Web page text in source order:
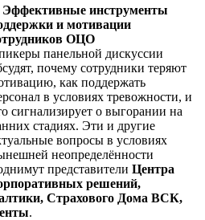
Эффективные инструменты
и мотивации
ОЦО
панельной дискуссии
почему сотрудники теряют
как поддержать
в условиях тревожности, и
сигнализирует о выгорании на
стадиях. Эти и другие
вопросы в условиях
неопределённости
представители Центра
решений,
Страхового Дома ВСК,
.